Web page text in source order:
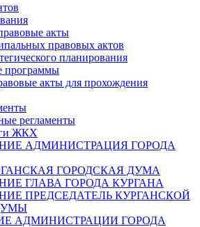
акты
правовых актов
планирования
программы
акты для прохождения
регламенты
ЖКХ
АДМИНИСТРАЦИЯ ГОРОДА
ГОРОДСКАЯ ДУМА
ГЛАВА ГОРОДА КУРГАНА
ПРЕДСЕДАТЕЛЬ КУРГАНСКОЙ
АДМИНИСТРАЦИИ ГОРОДА